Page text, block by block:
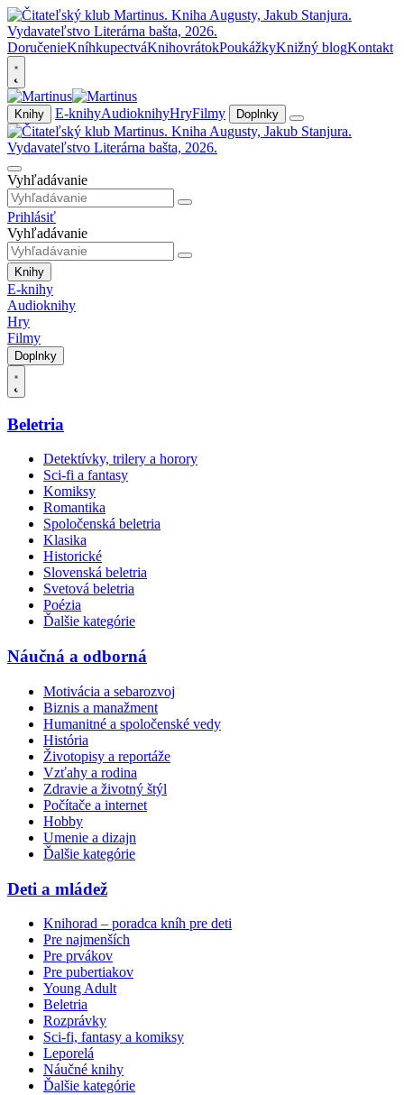
DoručenieKníhkupectváKnihovrátokPoukážkyKnižný blogKontakt
Knihy E-knihyAudioknihyHryFilmy Doplnky
Vyhľadávanie
Prihlásiť
Vyhľadávanie
Knihy
E-knihy
Audioknihy
Hry
Filmy
Doplnky
Beletria
Detektívky, trilery a horory
Sci-fi a fantasy
Komiksy
Romantika
Spoločenská beletria
Klasika
Historické
Slovenská beletria
Svetová beletria
Poézia
Ďalšie kategórie
Náučná a odborná
Motivácia a sebarozvoj
Biznis a manažment
Humanitné a spoločenské vedy
História
Životopisy a reportáže
Vzťahy a rodina
Zdravie a životný štýl
Počítače a internet
Hobby
Umenie a dizajn
Ďalšie kategórie
Deti a mládež
Knihorad – poradca kníh pre deti
Pre najmenších
Pre prvákov
Pre pubertiakov
Young Adult
Beletria
Rozprávky
Sci-fi, fantasy a komiksy
Leporelá
Náučné knihy
Ďalšie kategórie